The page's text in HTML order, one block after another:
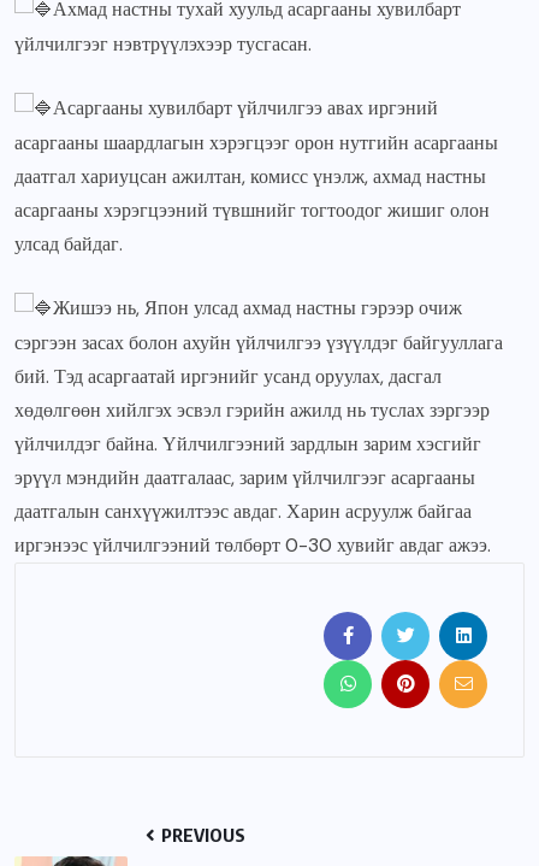
Ахмад настны тухай хуульд асаргааны хувилбарт
үйлчилгээг нэвтрүүлэхээр тусгасан.
Асаргааны хувилбарт үйлчилгээ авах иргэний
асаргааны шаардлагын хэрэгцээг орон нутгийн асаргааны
даатгал хариуцсан ажилтан, комисс үнэлж, ахмад настны
асаргааны хэрэгцээний түвшнийг тогтоодог жишиг олон
улсад байдаг.
Жишээ нь, Япон улсад ахмад настны гэрээр очиж
сэргээн засах болон ахуйн үйлчилгээ үзүүлдэг байгууллага
бий. Тэд асаргаатай иргэнийг усанд оруулах, дасгал
хөдөлгөөн хийлгэх эсвэл гэрийн ажилд нь туслах зэргээр
үйлчилдэг байна. Үйлчилгээний зардлын зарим хэсгийг
эрүүл мэндийн даатгалаас, зарим үйлчилгээг асаргааны
даатгалын санхүүжилтээс авдаг. Харин асруулж байгаа
иргэнээс үйлчилгээний төлбөрт 0-30 хувийг авдаг ажээ.
PREVIOUS